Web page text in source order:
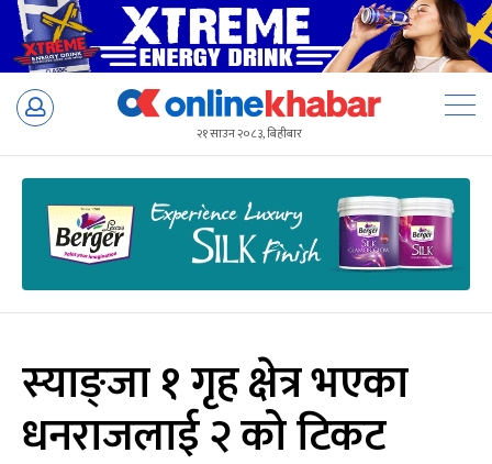
Skip
२१ साउन २०८३, बिहीबार
स्याङ्जा १ गृह क्षेत्र भएका
धनराजलाई २ को टिकट